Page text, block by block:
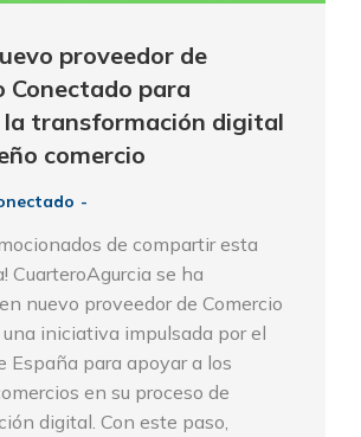
proveedor de
Conectado para
la transformación digital
comercio
de compartir esta
CuarteroAgurcia se ha
nuevo proveedor de Comercio
iniciativa impulsada por el
España para apoyar a los
en su proceso de
digital. Con este paso,